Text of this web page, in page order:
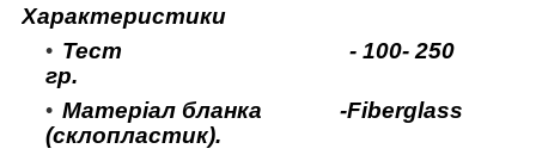
Характеристики
Тест
- 100- 250
гр.
Матеріал бланка -Fiberglass
(склопластик).